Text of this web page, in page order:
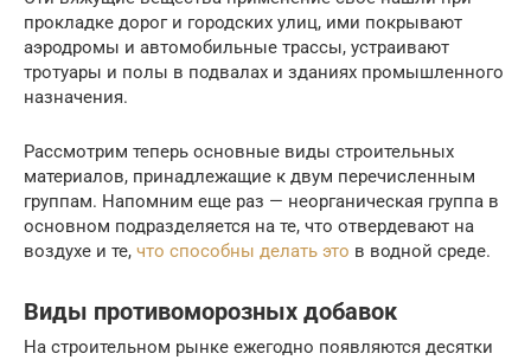
прокладке дорог и городских улиц, ими покрывают
аэродромы и автомобильные трассы, устраивают
тротуары и полы в подвалах и зданиях промышленного
назначения.
Рассмотрим теперь основные виды строительных
материалов, принадлежащие к двум перечисленным
группам. Напомним еще раз — неорганическая группа в
основном подразделяется на те, что отвердевают на
воздухе и те, что способны делать это в водной среде.
Виды противоморозных добавок
На строительном рынке ежегодно появляются десятки